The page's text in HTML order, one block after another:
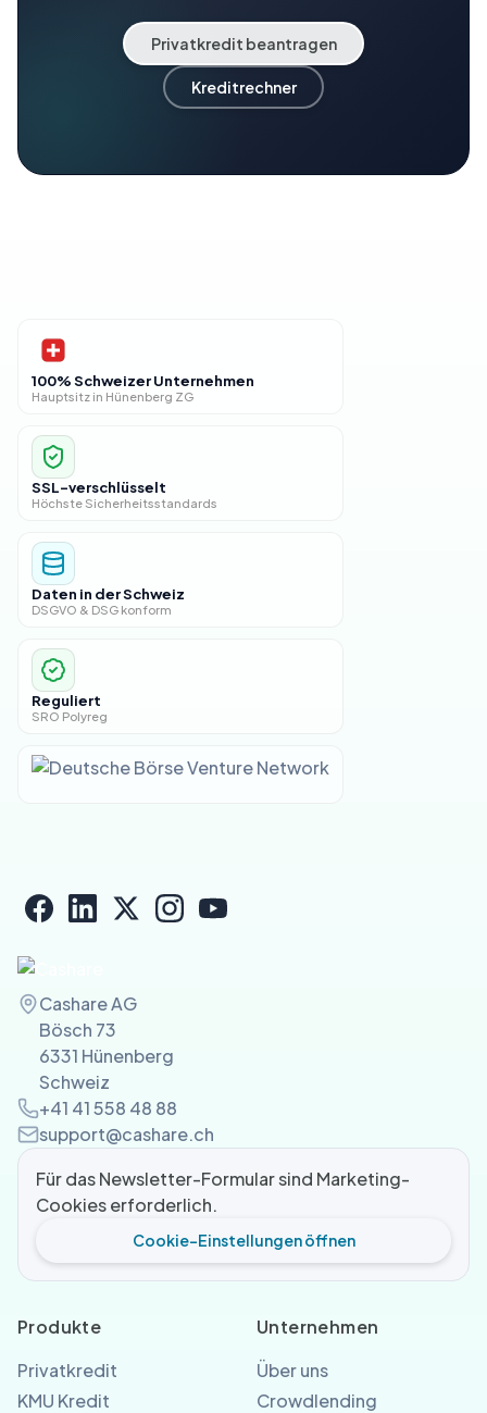
Privatkredit beantragen
Kreditrechner
100% Schweizer Unternehmen
Hauptsitz in Hünenberg ZG
SSL-verschlüsselt
Höchste Sicherheitsstandards
Daten in der Schweiz
DSGVO & DSG konform
Reguliert
SRO Polyreg
Cashare AG
Bösch 73
6331 Hünenberg
Schweiz
+41 41 558 48 88
support@cashare.ch
Für das Newsletter-Formular sind Marketing-
Cookies erforderlich.
Cookie-Einstellungen öffnen
Produkte
Privatkredit
KMU Kredit
Unternehmen
Über uns
Crowdlending